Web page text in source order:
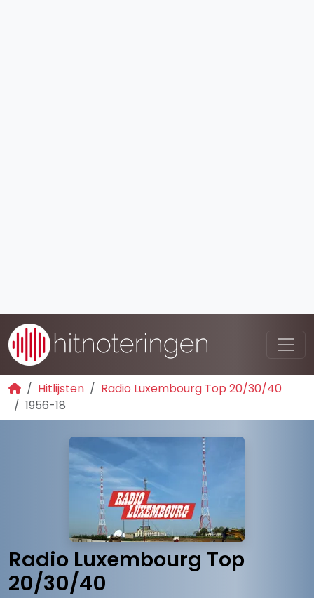
Hitlijsten
Radio Luxembourg Top 20/30/40
1956-18
Radio Luxembourg Top
20/30/40